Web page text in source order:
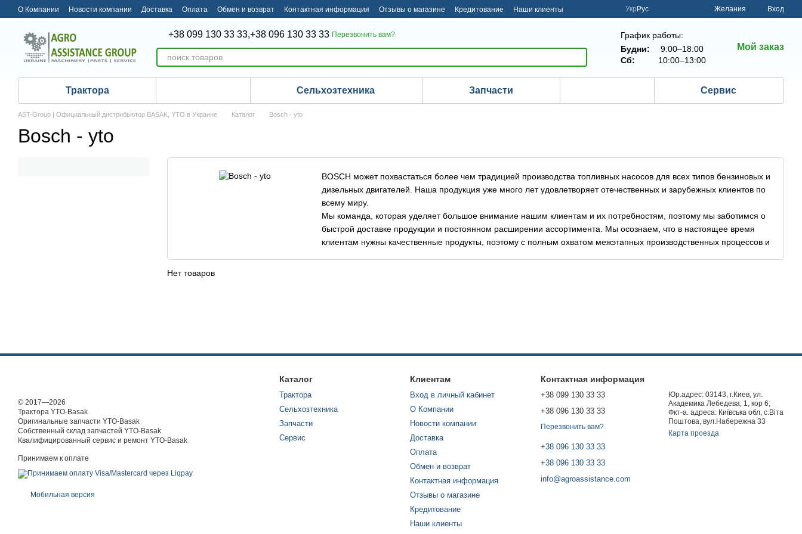
Перейти к основному контенту
О Компании Новости компании Доставка Оплата Обмен и возврат Контактная информация Отзывы о магазине Кредитование Наши клиенты Укр Рус Желания Вход
+38 099 130 33 33,+38 096 130 33 33 Перезвонить вам?
График работы:
Будни:
9:00–18:00
Сб:
10:00–13:00
Мой заказ
Трактора Сельхозтехника Запчасти Сервис
AST-Group | Официальный дистрибьютор BASAK, YTO в Украине Каталог Bosch - yto
Bosch - yto
BOSCH может похвастаться более чем традицией производства топливных насосов для всех типов бензиновых и
дизельных двигателей. Наша продукция уже много лет удовлетворяет отечественных и зарубежных клиентов по
всему миру.
Мы команда, которая уделяет большое внимание нашим клиентам и их потребностям, поэтому мы заботимся о
быстрой доставке продукции и постоянном расширении ассортимента. Мы осознаем, что в настоящее время
клиентам нужны качественные продукты, поэтому с полным охватом межэтапных производственных процессов и
Нет товаров
© 2017—2026
Трактора YTO-Basak
Оригинальные запчасти YTO-Basak
Собственный склад запчастей YTO-Basak
Квалифицированный сервис и ремонт YTO-Basak
Принимаем к оплате
Мобильная версия
Каталог
Трактора
Сельхозтехника
Запчасти
Сервис
Клиентам
Вход в личный кабинет
О Компании
Новости компании
Доставка
Оплата
Обмен и возврат
Контактная информация
Отзывы о магазине
Кредитование
Наши клиенты
Контактная информация
+38 099 130 33 33
+38 096 130 33 33
Перезвонить вам?
+38 096 130 33 33
+38 096 130 33 33
info@agroassistance.com
Юр.адрес: 03143, г.Киев, ул.
Академика Лебедева, 1, кор 6;
Фкт-а. адреса: Київська обл, с.Віта
Поштова, вул.Набережна 33
Карта проезда